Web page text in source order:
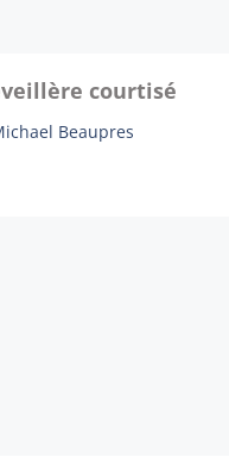
courtisé
Beaupres